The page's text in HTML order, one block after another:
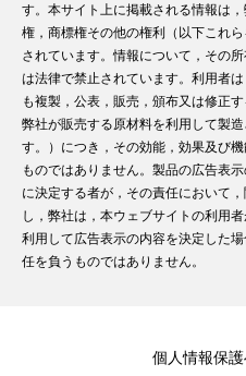
す。本サイト上に掲載される情報は
権，商標権その他の権利（以下これ
されています。情報について，その
は法律で禁止されています。利用者
も複製，公表，販売，頒布又は修正
弊社が販売する原材料を利用して製
す。）につき，その効能，効果及び
ものではありません。製品の広告表
に決定する者が，その責任において
し，弊社は，本ウェブサイトの利用
利用して広告表示の内容を決定した
任を負うものではありません。
個人情報保